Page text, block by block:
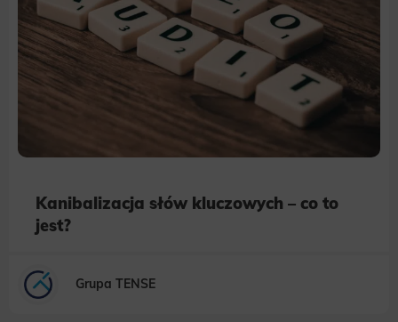
Kanibalizacja słów kluczowych – co to
jest?
Grupa TENSE